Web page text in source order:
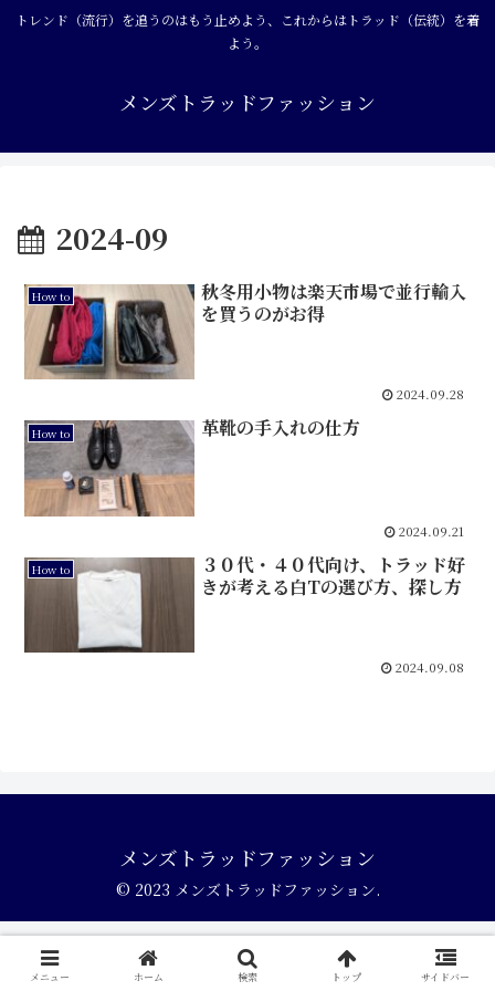
トレンド（流行）を追うのはもう止めよう、これからはトラッド（伝統）を着
よう。
メンズトラッドファッション
2024-09
How to
秋冬用小物は楽天市場で並行輸入
を買うのがお得
2024.09.28
How to 革靴の手入れの仕方
2024.09.21
How to
３０代・４０代向け、トラッド好
きが考える白Tの選び方、探し方
2024.09.08
メンズトラッドファッション
© 2023 メンズトラッドファッション.
メニュー ホーム 検索 トップ サイドバー